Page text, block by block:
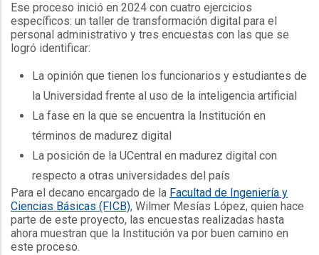
Ese proceso inició en 2024 con cuatro ejercicios
específicos: un taller de transformación digital para el
personal administrativo y tres encuestas con las que se
logró identificar:
La opinión que tienen los funcionarios y estudiantes de
la Universidad frente al uso de la inteligencia artificial
La fase en la que se encuentra la Institución en
términos de madurez digital
La posición de la UCentral en madurez digital con
respecto a otras universidades del país
Para el decano encargado de la Facultad de Ingeniería y
Ciencias Básicas (FICB), Wilmer Mesías López, quien hace
parte de este proyecto, las encuestas realizadas hasta
ahora muestran que la Institución va por buen camino en
este proceso.